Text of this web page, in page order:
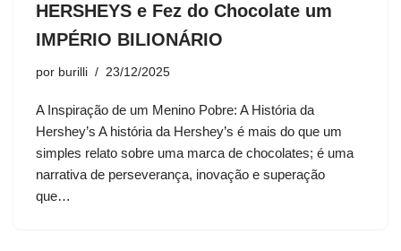
HERSHEYS e Fez do Chocolate um
IMPÉRIO BILIONÁRIO
por burilli 23/12/2025
A Inspiração de um Menino Pobre: A História da
Hershey’s A história da Hershey’s é mais do que um
simples relato sobre uma marca de chocolates; é uma
narrativa de perseverança, inovação e superação
que…